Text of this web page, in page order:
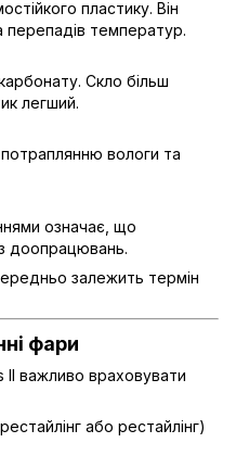
пластику. Він
перепадів температур.
Скло більш
легший.
потраплянню вологи та
означає, що
доопрацювань.
залежить термін
фари
важливо враховувати
або рестайлінг)